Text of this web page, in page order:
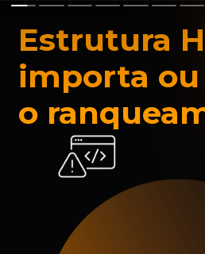
Estrutura
importa ou
o